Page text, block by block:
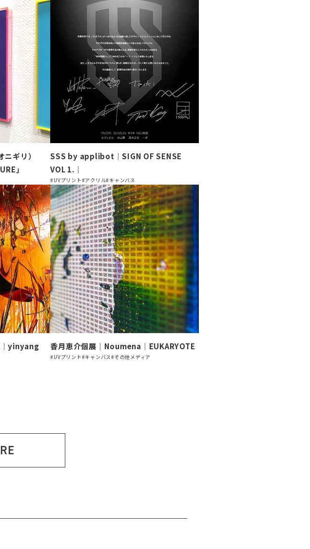
ギリ）
」
SSS by applibot｜SIGN OF SENSE
VOL 1.｜
#UVプリント#アクリル#キャンバス
｜yinyang
香月恵介個展｜Noumena｜EUKARYOTE
#UVプリント#キャンバス#その他メディア